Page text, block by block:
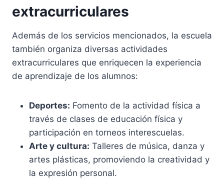
extracurriculares
Además de los servicios mencionados, la escuela
también organiza diversas actividades
extracurriculares que enriquecen la experiencia
de aprendizaje de los alumnos:
Deportes: Fomento de la actividad física a
través de clases de educación física y
participación en torneos interescuelas.
Arte y cultura: Talleres de música, danza y
artes plásticas, promoviendo la creatividad y
la expresión personal.